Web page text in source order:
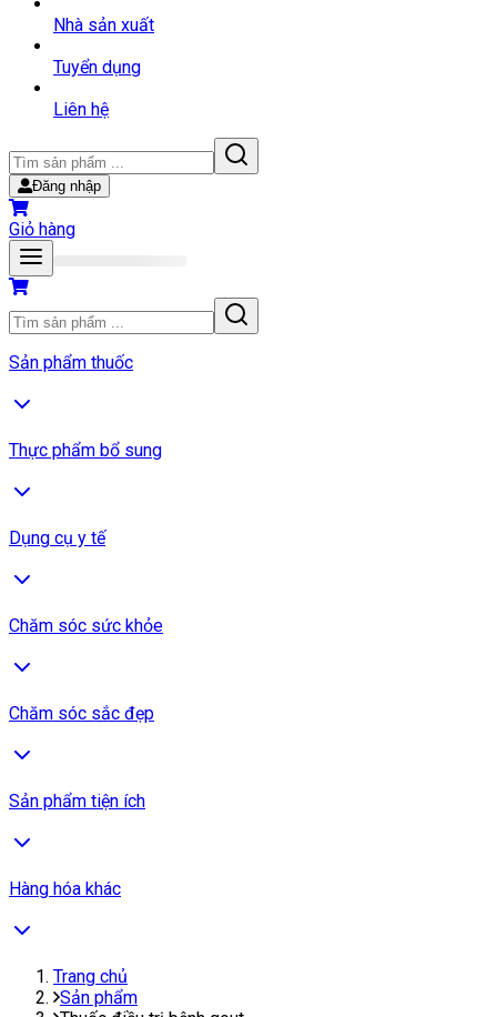
Nhà sản xuất
Tuyển dụng
Liên hệ
Đăng nhập
Giỏ hàng
Sản phẩm thuốc
Thực phẩm bổ sung
Dụng cụ y tế
Chăm sóc sức khỏe
Chăm sóc sắc đẹp
Sản phẩm tiện ích
Hàng hóa khác
Trang chủ
Sản phẩm